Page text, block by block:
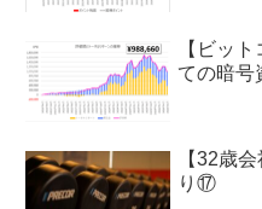
【ビッ
ての暗号
【32歳
り⑰